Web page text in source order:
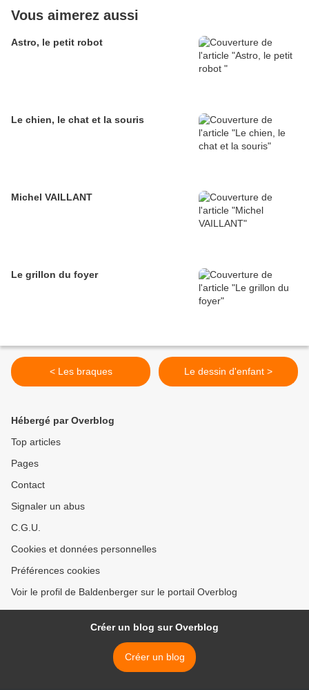
Vous aimerez aussi
Astro, le petit robot
Le chien, le chat et la souris
Michel VAILLANT
Le grillon du foyer
< Les braques Le dessin d'enfant >
Hébergé par Overblog
Top articles
Pages
Contact
Signaler un abus
C.G.U.
Cookies et données personnelles
Préférences cookies
Voir le profil de Baldenberger sur le portail Overblog
Créer un blog sur Overblog
Créer un blog